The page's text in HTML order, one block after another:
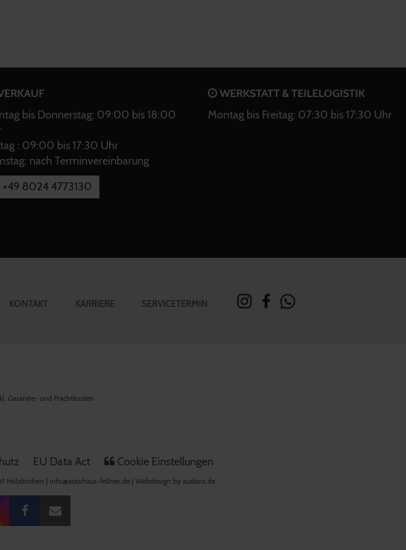
bis Donnerstag: 09:00 bis 18:00
: 09:00 bis 17:30 Uhr
nach Terminvereinbarung
+49 8024 4773130
WERKSTATT & TEILELOGISTIK
Montag bis Freitag: 07:30 bis 17:30 Uhr
KONTAKT KARRIERE SERVICETERMIN
Garantie- und Frachtkosten
EU Data Act Cookie Einstellungen
Holzkirchen | info@autohaus-fellner.de | Webdesign by audaris.de